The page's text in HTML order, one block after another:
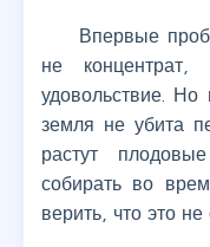
Впервые
не концентрат,
удовольствие.
земля не убита
растут
собирать во
верить, что это не